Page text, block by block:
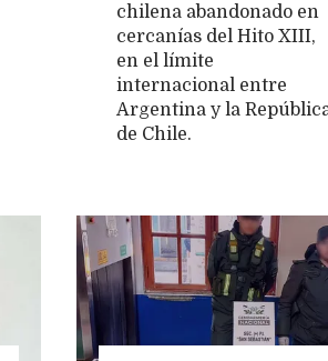
chilena abandonado en
cercanías del Hito XIII,
en el límite
internacional entre
Argentina y la
de Chile.